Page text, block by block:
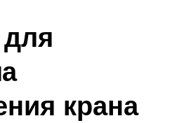
крана